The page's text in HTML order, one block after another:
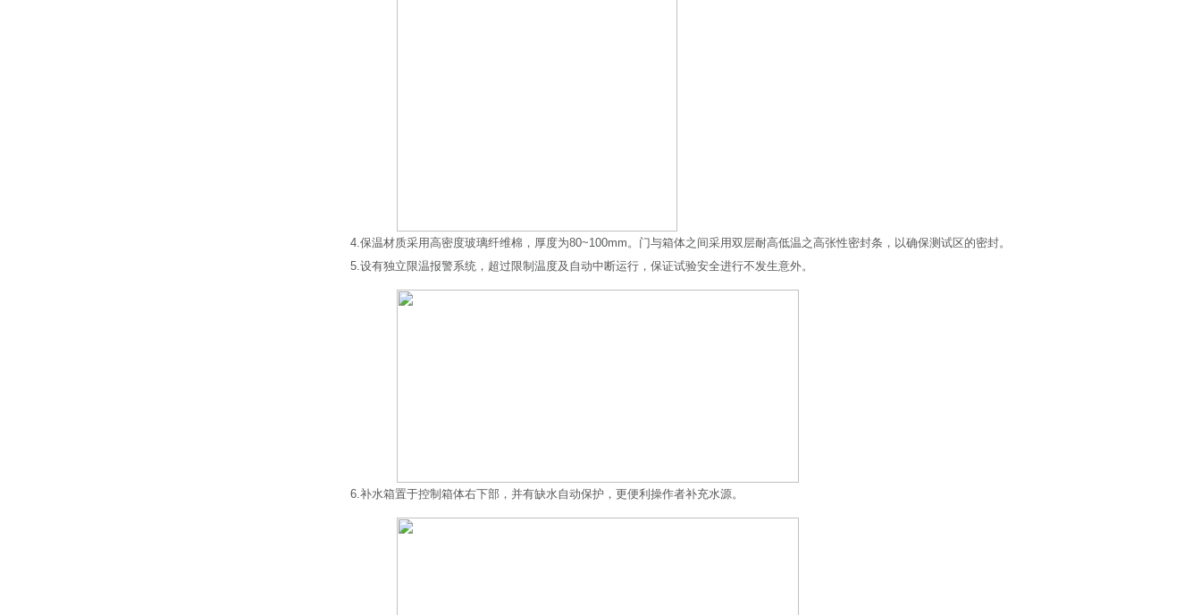
4.保温材质采用高密度玻璃纤维棉，厚度为80~100mm。门与箱体之间采用双层耐高低温之高张性密封条，以确保测试区的密封。
5.设有独立限温报警系统，超过限制温度及自动中断运行，保证试验安全进行不发生意外。
6.补水箱置于控制箱体右下部，并有缺水自动保护，更便利操作者补充水源。